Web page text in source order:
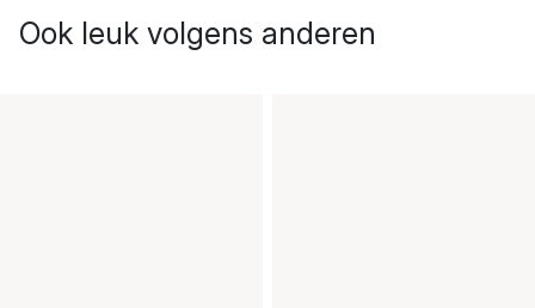
Ook leuk volgens anderen